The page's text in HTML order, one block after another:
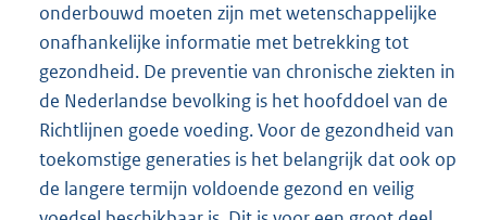
onderbouwd moeten zijn met wetenschappelijke
onafhankelijke informatie met betrekking tot
gezondheid. De preventie van chronische ziekten in
de Nederlandse bevolking is het hoofddoel van de
Richtlijnen goede voeding. Voor de gezondheid van
toekomstige generaties is het belangrijk dat ook op
de langere termijn voldoende gezond en veilig